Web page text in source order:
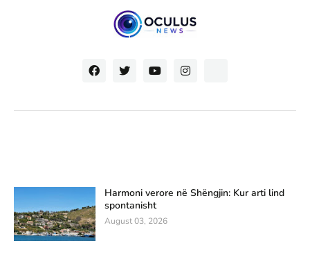
Harmoni verore në Shëngjin: Kur arti lind
spontanisht
August 03, 2026